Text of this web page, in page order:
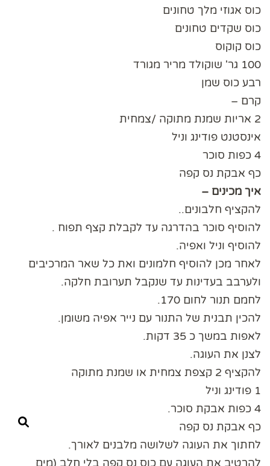
כוס אגוזי מלך טחונים
כוס שקדים טחונים
כוס קוקוס
100 גר' שוקולד מריר מגורד
רבע כוס שמן
קרם –
2 אריות שמנת מתוקה /צמחית
אינסטנט פודינג וניל
4 כפות סוכר
כף אבקת נס קפה
איך מכינים –
להקציף חלבונים..
להוסיף סוכר בהדרגה עד לקבלת קצף תפוח .
להוסיף וניל ואפיה.
לאחר מכן להוסיף חלמונים ואת כל שאר המרכיבים
ולערבב בעדינות עד שנקבל תערובת חלקה.
לחמם תנור לחום 170.
להכין תבנית של התנור עם נייר אפיה משומן.
לאפות במשך כ 35 דקות.
לצנן את העוגה.
להקציף 2 קצפת צמחית או שמנת מתוקה
1 פודינג וניל
4 כפות אבקת סוכר.
כף אבקת נס קפה
לחתוך את העוגה לשלושה מלבנים לאורך.
להרטיב את העוגה עם כוס נס קפה בלי חלב (מים